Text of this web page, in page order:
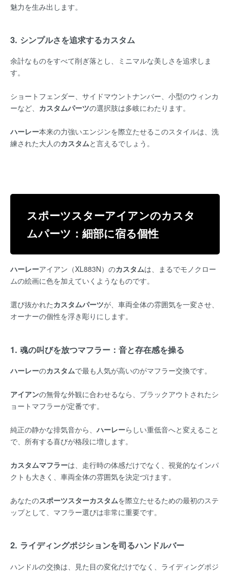
魅力を生み出します。
3. シンプルさを追求するカスタム
余計なものをすべて削ぎ落とし、ミニマルな美しさを追求しま
す。
ショートフェンダー、サイドマウントナンバー、小型のウィンカ
ーなど、 カスタムパーツの選択肢は多岐にわたります。
ハーレー本来の力強いエンジンを際立たせるこのスタイルは、洗
練された大人のカスタムと言えるでしょう。
スポーツスターアイアンのカスタ
ムパーツ：細部に宿る個性
ハーレーアイアン（XL883N）のカスタムは、まるでモノクロー
ムの絵画に色を加えていくようなものです。
選び抜かれたカスタムパーツが、車両全体の雰囲気を一変させ、
オーナーの個性を浮き彫りにします。
1. 魂の叫びを放つマフラー：音と存在感を操る
ハーレーのカスタムで最も人気が高いのがマフラー交換です。
アイアンの無骨な外観に合わせるなら、ブラックアウトされたシ
ョートマフラーが定番です。
純正の静かな排気音から、 ハーレーらしい重低音へと変えること
で、所有する喜びが格段に増します。
カスタムマフラーは、走行時の体感だけでなく、視覚的なインパ
クトも大きく、車両全体の雰囲気を決定づけます。
あなたのスポーツスターカスタムを際立たせるための最初のステ
ップとして、マフラー選びは非常に重要です。
2. ライディングポジションを司るハンドルバー
ハンドルの交換は、見た目の変化だけでなく、ライディングポジ